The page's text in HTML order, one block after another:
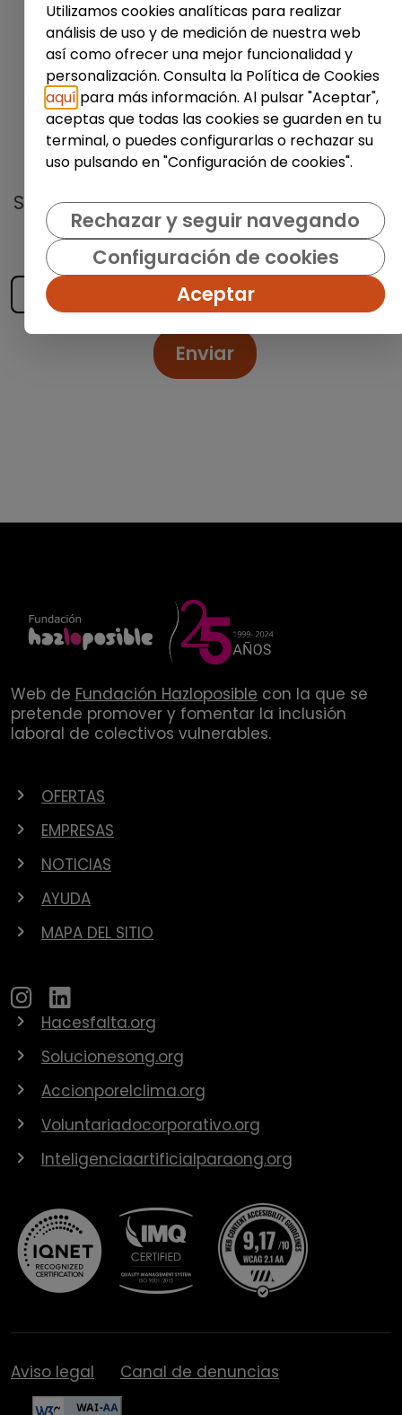
1
No te pierdas nada
Suscríbete a nuestroboletín semanaly
recibe las últimas ofertas y noticias
publicadas
Enviar
Web de Fundación Hazloposible con la que se
pretende promover y fomentar la inclusión
laboral de colectivos vulnerables.
OFERTAS
EMPRESAS
NOTICIAS
AYUDA
MAPA DEL SITIO
Hacesfalta.org
Solucionesong.org
Accionporelclima.org
Voluntariadocorporativo.org
Inteligenciaartificialparaong.org
Aviso legal Canal de denuncias
Utilizamos cookies analíticas para realizar
análisis de uso y de medición de nuestra web
así como ofrecer una mejor funcionalidad y
personalización. Consulta la Política de Cookies
aquí para más información. Al pulsar "Aceptar",
aceptas que todas las cookies se guarden en tu
terminal, o puedes configurarlas o rechazar su
uso pulsando en "Configuración de cookies".
Rechazar y seguir navegando
Configuración de cookies
Aceptar